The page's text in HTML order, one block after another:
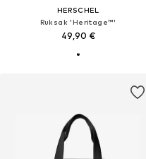
HERSCHEL
Ruksak 'Heritage™'
49,90 €